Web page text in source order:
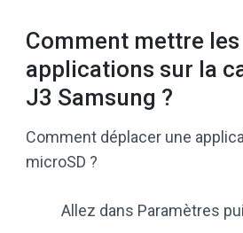
Comment mettre les
applications sur la
J3 Samsung ?
Comment déplacer une
microSD ?
Allez dans Paramètres